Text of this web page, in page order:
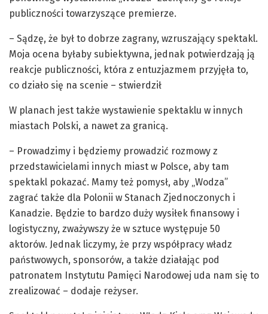
publiczności towarzyszące premierze.
– Sądzę, że był to dobrze zagrany, wzruszający spektakl.
Moja ocena byłaby subiektywna, jednak potwierdzają ją
reakcje publiczności, która z entuzjazmem przyjęła to,
co działo się na scenie – stwierdził
W planach jest także wystawienie spektaklu w innych
miastach Polski, a nawet za granicą.
– Prowadzimy i będziemy prowadzić rozmowy z
przedstawicielami innych miast w Polsce, aby tam
spektakl pokazać. Mamy też pomysł, aby „Wodza”
zagrać także dla Polonii w Stanach Zjednoczonych i
Kanadzie. Będzie to bardzo duży wysiłek finansowy i
logistyczny, zważywszy że w sztuce występuje 50
aktorów. Jednak liczymy, że przy współpracy władz
państwowych, sponsorów, a także działając pod
patronatem Instytutu Pamięci Narodowej uda nam się to
zrealizować – dodaje reżyser.